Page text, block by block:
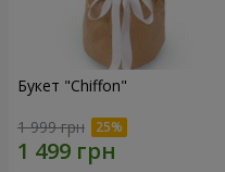
Букет "Chiffon"
1 999 грн